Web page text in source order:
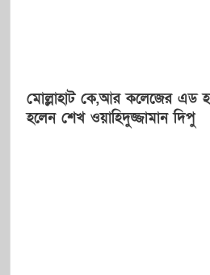
মোল্লাহাট কে,আর কলেজের এড
হলেন শেখ ওয়াহিদুজ্জামান দিপু